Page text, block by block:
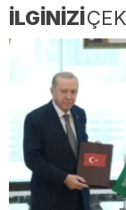
İLGİNİZİ